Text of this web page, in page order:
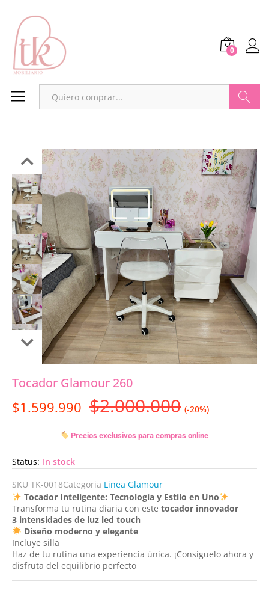
0
Tocador Glamour 260
$1.599.990 $2.000.000 (-20%)
Precios exclusivos para compras online
Status: In stock
SKU TK-0018Categoria Linea Glamour
Tocador Inteligente: Tecnología y Estilo en Uno
Transforma tu rutina diaria con este tocador innovador
3 intensidades de luz led touch
Diseño moderno y elegante
Incluye silla
Haz de tu rutina una experiencia única. ¡Consíguelo ahora y
disfruta del equilibrio perfecto